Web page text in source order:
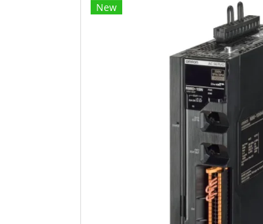
New